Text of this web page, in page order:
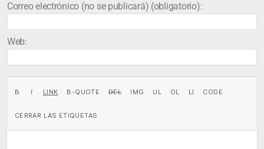
Correo electrónico (no se publicará) (obligatorio):
Web: